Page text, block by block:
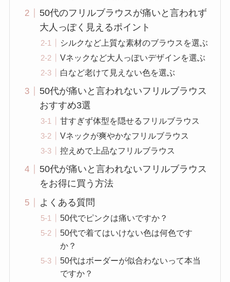
50代のフリルブラウスが痛いと言われず
大人っぽく見えるポイント
シルクなど上質な素材のブラウスを選ぶ
Vネックなど大人っぽいデザインを選ぶ
白など老けて見えない色を選ぶ
50代が痛いと言われないフリルブラウス
おすすめ3選
甘すぎず体型を隠せるフリルブラウス
Vネックが爽やかなフリルブラウス
控えめで上品なフリルブラウス
50代が痛いと言われないフリルブラウス
をお得に買う方法
よくある質問
50代でピンクは痛いですか？
50代で着てはいけない色は何色です
か？
50代はボーダーが似合わないって本当
ですか？